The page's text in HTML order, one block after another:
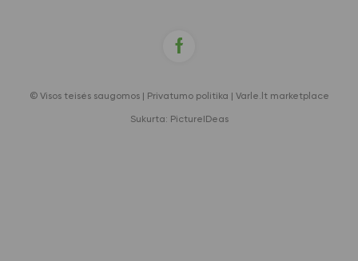
© Visos teisės saugomos | Privatumo politika Varle.lt marketplace
Sukurta: PictureIDeas